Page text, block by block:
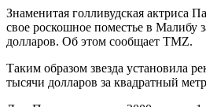
Знаменитая голливудская актриса
свое роскошное поместье в Малибу
долларов. Об этом сообщает TMZ.
Таким образом звезда установила
тысячи долларов за квадратный